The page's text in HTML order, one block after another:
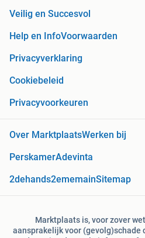
Veilig en Succesvol
Help en InfoVoorwaarden
Privacyverklaring
Cookiebeleid
Privacyvoorkeuren
Over MarktplaatsWerken bij
PerskamerAdevinta
2dehands2ememainSitemap
Marktplaats is, voor zover
aansprakelijk voor (gevolg)schade